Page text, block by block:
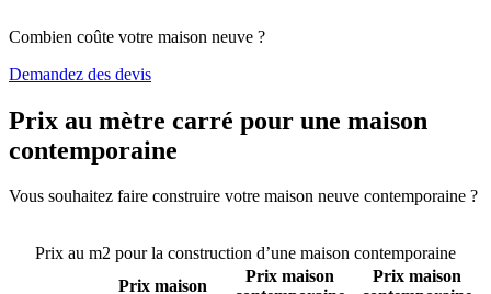
Combien coûte votre maison neuve ?
Demandez des devis
Prix au mètre carré pour une maison
contemporaine
Vous souhaitez faire construire votre maison neuve contemporaine ?
Prix au m2 pour la construction d’une maison contemporaine
Prix maison
Prix maison
Prix maison